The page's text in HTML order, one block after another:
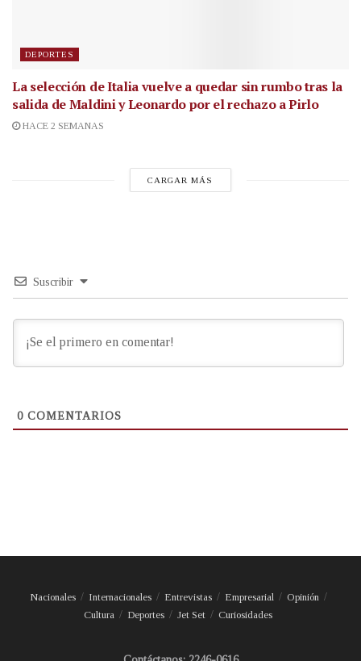
DEPORTES
La selección de Italia vuelve a quedar sin rumbo tras la
salida de Maldini y Leonardo por el rechazo a Pirlo
HACE 2 SEMANAS
CARGAR MÁS
Suscribir
0 COMENTARIOS
Nacionales Internacionales Entrevistas Empresarial
Opinión
Cultura
Deportes Jet Set Curiosidades